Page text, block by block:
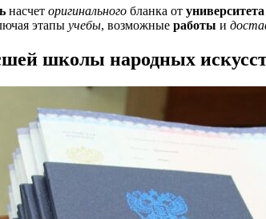
насчет оригинального бланка от университета
этапы учебы, возможные работы и
школы народных